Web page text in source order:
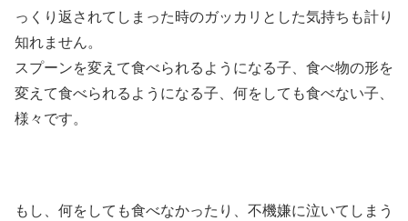
っくり返されてしまった時のガッカリとした気持ちも計り
知れません。
スプーンを変えて食べられるようになる子、食べ物の形を
変えて食べられるようになる子、何をしても食べない子、
様々です。
もし、何をしても食べなかったり、不機嫌に泣いてしまう